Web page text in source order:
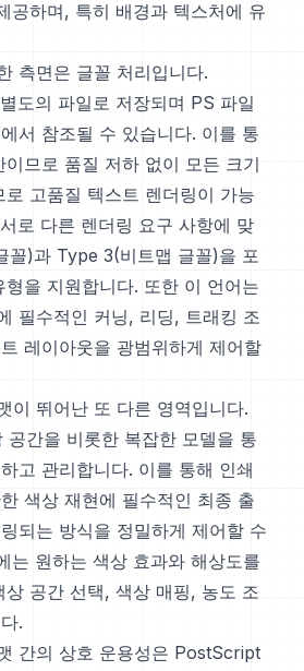
공하며, 특히 배경과 텍스처에 유
측면은 글꼴 처리입니다.
도의 파일로 저장되며 PS 파일
서 참조될 수 있습니다. 이를 통
므로 품질 저하 없이 모든 크기
고품질 텍스트 렌더링이 가능
로 다른 렌더링 요구 사항에 맞
꼴)과 Type 3(비트맵 글꼴)을 포
을 지원합니다. 또한 이 언어는
필수적인 커닝, 리딩, 트래킹 조
레이아웃을 광범위하게 제어할
이 뛰어난 또 다른 영역입니다.
공간을 비롯한 복잡한 모델을 통
고 관리합니다. 이를 통해 인쇄
색상 재현에 필수적인 최종 출
되는 방식을 정밀하게 제어할 수
는 원하는 색상 효과와 해상도를
상 공간 선택, 색상 매핑, 농도 조
.
간의 상호 운용성은 PostScript